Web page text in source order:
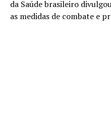
da Saúde brasileiro
as medidas de combate e